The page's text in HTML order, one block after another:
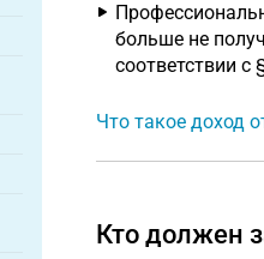
больше не
соответствии с
Что такое доход
Кто должен